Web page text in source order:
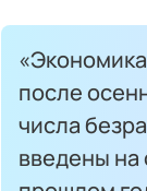
после
числа
введены